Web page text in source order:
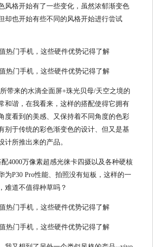
风格开始有了一些变化，虽然浓郁渐变色
却也开始有些不同的风格开始进行尝试
带来的水滴全面屏+珠光贝母/天空之境的
和谐，在我看来，这样的搭配使得它拥有
度看到的美感、又保持着不同角度的色彩
别于传统的彩色渐变色的设计、但又是基
计所推出来的产品。
4000万像素超感光徕卡四摄以及各种硬核
为P30 Pro性能、拍照没有短板，这样的一
难道不值得种草吗？